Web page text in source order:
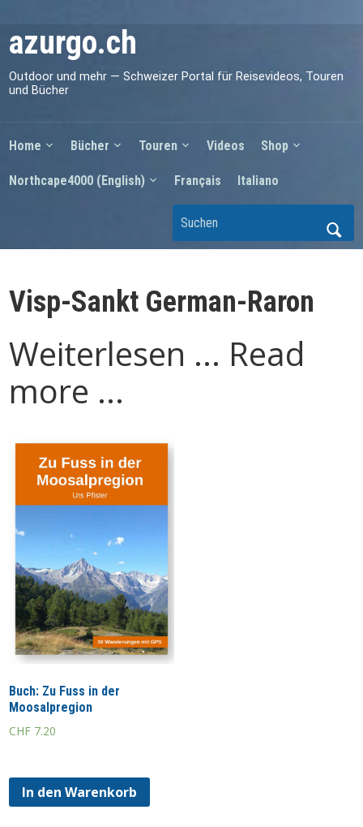
azurgo.ch
Outdoor und mehr — Schweizer Portal für Reisevideos, Touren
und Bücher
Home Bücher Touren Videos Shop
Northcape4000 (English) Français Italiano
Visp-Sankt German-Raron
Weiterlesen ... Read
more ...
Buch: Zu Fuss in der
Moosalpregion
CHF 7.20
In den Warenkorb